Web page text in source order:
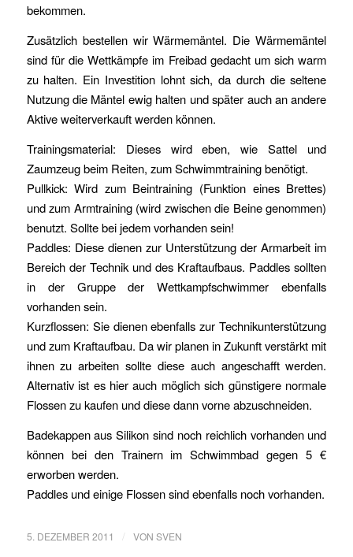
bekommen.
Zusätzlich bestellen wir Wärmemäntel. Die Wärmemäntel
sind für die Wettkämpfe im Freibad gedacht um sich warm
zu halten. Ein Investition lohnt sich, da durch die seltene
Nutzung die Mäntel ewig halten und später auch an andere
Aktive weiterverkauft werden können.
Trainingsmaterial: Dieses wird eben, wie Sattel und
Zaumzeug beim Reiten, zum Schwimmtraining benötigt.
Pullkick: Wird zum Beintraining (Funktion eines Brettes)
und zum Armtraining (wird zwischen die Beine genommen)
benutzt. Sollte bei jedem vorhanden sein!
Paddles: Diese dienen zur Unterstützung der Armarbeit im
Bereich der Technik und des Kraftaufbaus. Paddles sollten
in der Gruppe der Wettkampfschwimmer ebenfalls
vorhanden sein.
Kurzflossen: Sie dienen ebenfalls zur Technikunterstützung
und zum Kraftaufbau. Da wir planen in Zukunft verstärkt mit
ihnen zu arbeiten sollte diese auch angeschafft werden.
Alternativ ist es hier auch möglich sich günstigere normale
Flossen zu kaufen und diese dann vorne abzuschneiden.
Badekappen aus Silikon sind noch reichlich vorhanden und
können bei den Trainern im Schwimmbad gegen 5 €
erworben werden.
Paddles und einige Flossen sind ebenfalls noch vorhanden.
5. DEZEMBER 2011 VON SVEN